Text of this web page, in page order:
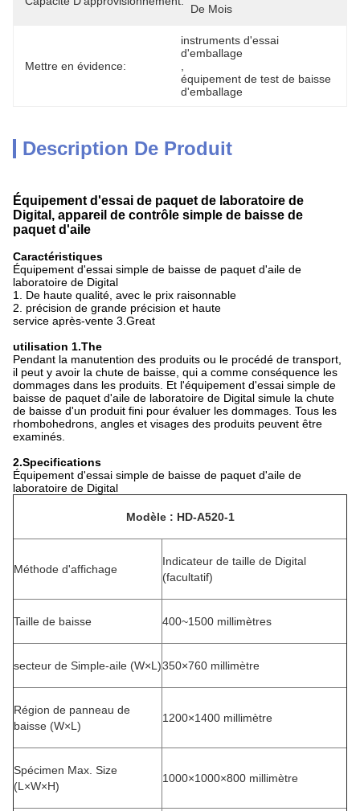
De Mois
Mettre en évidence:
instruments d'essai
d'emballage
équipement de test de baisse
d'emballage
Description De Produit
Équipement d'essai de paquet de laboratoire de
Digital, appareil de contrôle simple de baisse de
paquet d'aile
Caractéristiques
Équipement d'essai simple de baisse de paquet d'aile de
laboratoire de Digital
1. De haute qualité, avec le prix raisonnable
2. précision de grande précision et haute
service après-vente 3.Great
utilisation 1.The
Pendant la manutention des produits ou le procédé de transport,
il peut y avoir la chute de baisse, qui a comme conséquence les
dommages dans les produits. Et l'équipement d'essai simple de
baisse de paquet d'aile de laboratoire de Digital simule la chute
de baisse d'un produit fini pour évaluer les dommages. Tous les
rhombohedrons, angles et visages des produits peuvent être
examinés.
2.Specifications
Équipement d'essai simple de baisse de paquet d'aile de
laboratoire de Digital
Modèle : HD-A520-1
Méthode d'affichage
Indicateur de taille de Digital
(facultatif)
Taille de baisse 400~1500 millimètres
secteur de Simple-aile (W×L)350×760 millimètre
Région de panneau de
baisse (W×L)
1200×1400 millimètre
Spécimen Max. Size
(L×W×H)
1000×1000×800 millimètre